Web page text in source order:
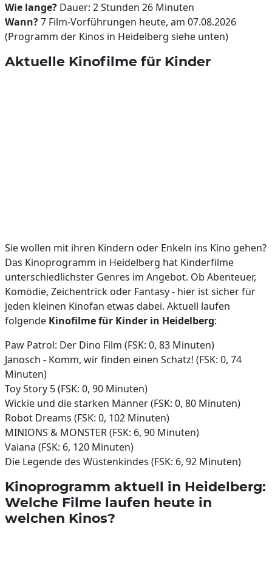
Wie lange? Dauer: 2 Stunden 26 Minuten
Wann?7 Film-Vorführungen heute, am 07.08.2026
(Programm der Kinos in Heidelberg siehe unten)
Aktuelle Kinofilme für Kinder
Sie wollen mit ihren Kindern oder Enkeln ins Kino gehen?
Das Kinoprogramm in Heidelberg hat Kinderfilme
unterschiedlichster Genres im Angebot. Ob Abenteuer,
Komödie, Zeichentrick oder Fantasy - hier ist sicher für
jeden kleinen Kinofan etwas dabei. Aktuell laufen
folgende Kinofilme für Kinder in Heidelberg:
Paw Patrol: Der Dino Film (FSK: 0, 83 Minuten)
Janosch - Komm, wir finden einen Schatz! (FSK: 0, 74
Minuten)
Toy Story 5 (FSK: 0, 90 Minuten)
Wickie und die starken Männer (FSK: 0, 80 Minuten)
Robot Dreams (FSK: 0, 102 Minuten)
MINIONS & MONSTER (FSK: 6, 90 Minuten)
Vaiana (FSK: 6, 120 Minuten)
Die Legende des Wüstenkindes (FSK: 6, 92 Minuten)
Kinoprogramm aktuell in Heidelberg:
Welche Filme laufen heute in
welchen Kinos?